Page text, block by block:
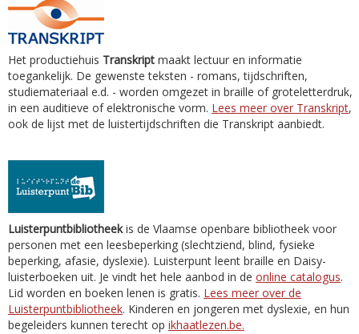
Het productiehuis Transkript maakt lectuur en informatie
toegankelijk. De gewenste teksten - romans, tijdschriften,
studiemateriaal e.d. - worden omgezet in braille of groteletterdruk,
in een auditieve of elektronische vorm. Lees meer over Transkript,
ook de lijst met de luistertijdschriften die Transkript aanbiedt.
Luisterpuntbibliotheekis de Vlaamse openbare bibliotheek voor
personen met een leesbeperking (slechtziend, blind, fysieke
beperking, afasie, dyslexie). Luisterpunt leent braille en Daisy-
luisterboeken uit. Je vindt het hele aanbod in de online catalogus.
Lid worden en boeken lenen is gratis. Lees meer over de
Luisterpuntbibliotheek. Kinderen en jongeren met dyslexie, en hun
begeleiders kunnen terecht op ikhaatlezen.be.